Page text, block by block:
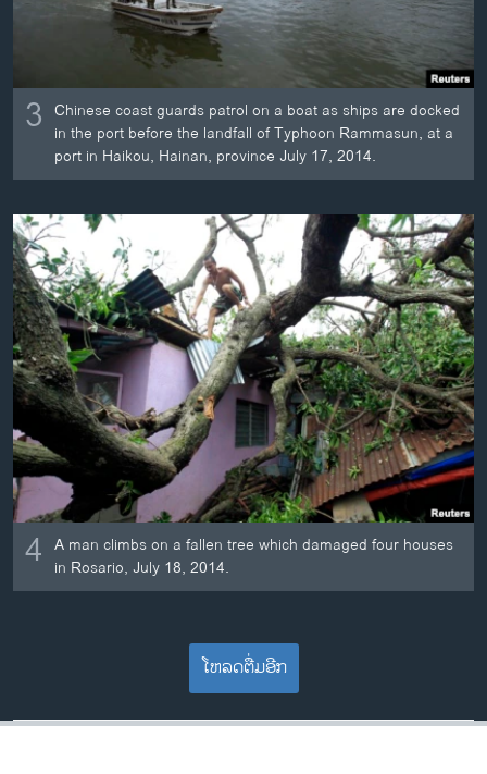
3 Chinese coast guards patrol on a boat as ships are docked
in the port before the landfall of Typhoon Rammasun, at a
port in Haikou, Hainan, province July 17, 2014.
4 A man climbs on a fallen tree which damaged four houses
in Rosario, July 18, 2014.
ໂຫລດຕື່ມອີກ